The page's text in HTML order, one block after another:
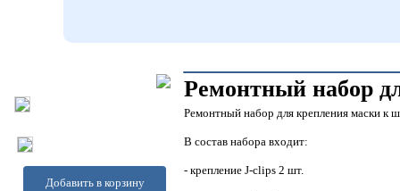
Добавить в корзину
Ремонтный набор
Ремонтный набор для крепления маски к
В состав набора входит:
- крепление J-clips 2 шт.